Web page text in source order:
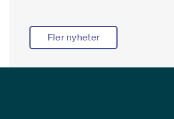
Fler nyheter